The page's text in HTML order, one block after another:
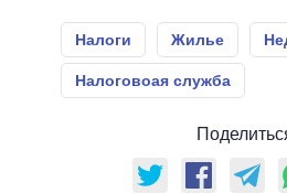
Налоги Жилье
Налоговоая служба